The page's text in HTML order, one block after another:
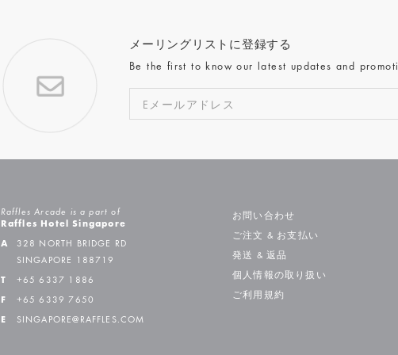
メーリングリストに登録する
Be the first to know our latest updates and
Raffles Arcade is a part of
Raffles Hotel Singapore
A
328 NORTH BRIDGE RD
SINGAPORE 188719
T +65 6337 1886
F +65 6339 7650
E SINGAPORE@RAFFLES.COM
お問い合わせ
ご注文 & お支払い
発送 & 返品
個人情報の取り扱い
ご利用規約